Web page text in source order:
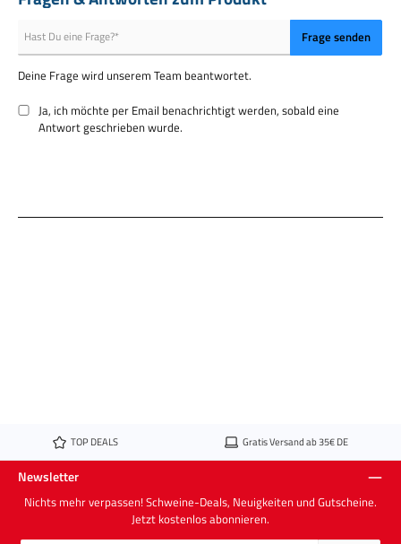
Frage senden
Deine Frage wird unserem Team beantwortet.
Ja, ich möchte per Email benachrichtigt werden, sobald eine
Antwort geschrieben wurde.
TOP DEALS Gratis Versand ab 35€ DE
Newsletter
Nichts mehr verpassen! Schweine-Deals, Neuigkeiten und Gutscheine.
Jetzt kostenlos abonnieren.